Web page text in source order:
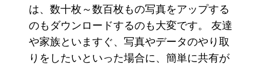
は、数十枚～数百枚もの写真をアップする
のもダウンロードするのも大変です。 友達
や家族といますぐ、写真やデータのやり取
りをしたいといった場合に、簡単に共有が